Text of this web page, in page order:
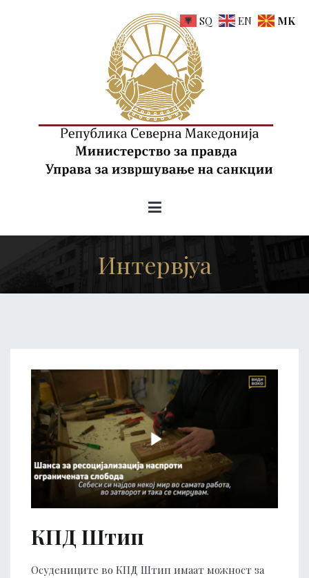
Интервјуа
КПД Штип
Осудениците во КПД Штип имаат можност за
SQ EN MK